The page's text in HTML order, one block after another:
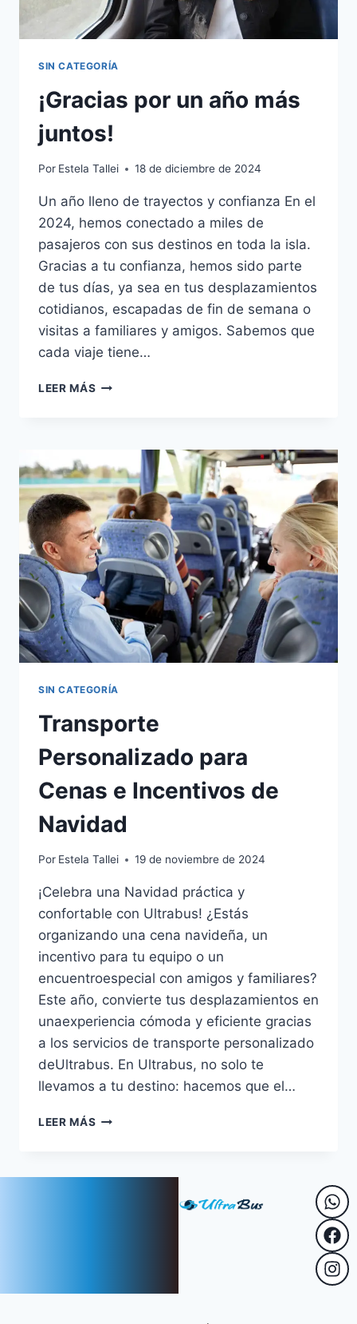
SIN CATEGORÍA
¡Gracias por un año más
juntos!
Por Estela Tallei 18 de diciembre de 2024
Un año lleno de trayectos y confianza En el
2024, hemos conectado a miles de
pasajeros con sus destinos en toda la isla.
Gracias a tu confianza, hemos sido parte
de tus días, ya sea en tus desplazamientos
cotidianos, escapadas de fin de semana o
visitas a familiares y amigos. Sabemos que
cada viaje tiene…
LEER MÁS
SIN CATEGORÍA
Transporte
Personalizado para
Cenas e Incentivos de
Navidad
Por Estela Tallei 19 de noviembre de 2024
¡Celebra una Navidad práctica y
confortable con Ultrabus! ¿Estás
organizando una cena navideña, un
incentivo para tu equipo o un
encuentroespecial con amigos y familiares?
Este año, convierte tus desplazamientos en
unaexperiencia cómoda y eficiente gracias
a los servicios de transporte personalizado
deUltrabus. En Ultrabus, no solo te
llevamos a tu destino: hacemos que el…
LEER MÁS